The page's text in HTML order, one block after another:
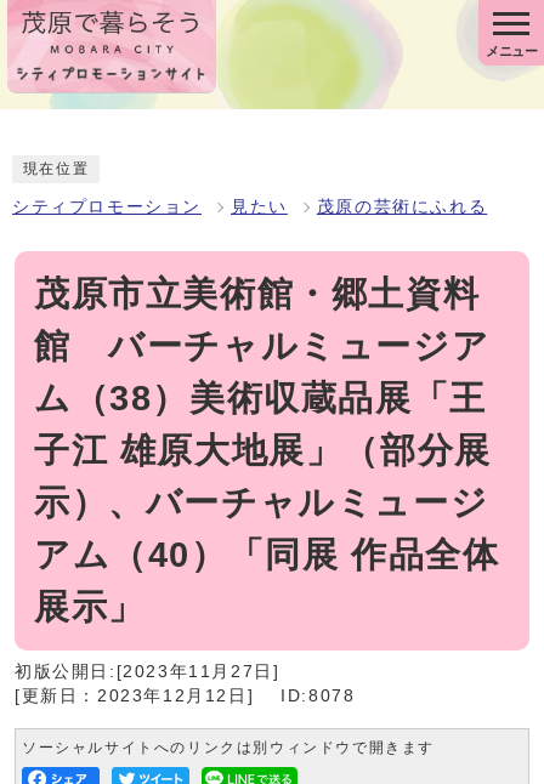
メニュー
現在位置
シティプロモーション 見たい 茂原の芸術にふれる
茂原市立美術館・郷土資料
館 バーチャルミュージア
ム（38）美術収蔵品展「王
子江 雄原大地展」（部分展
示）、バーチャルミュージ
アム（40）「同展 作品全体
展示」
初版公開日:[2023年11月27日]
[更新日：2023年12月12日]
ID:8078
ソーシャルサイトへのリンクは別ウィンドウで開きます